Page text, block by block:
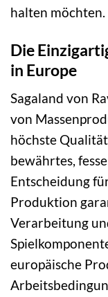
halten möchten.
Die
in Europe
Sagaland von
von
höchste
bewährtes,
Entscheidung
Produktion
Verarbeitung
europäische